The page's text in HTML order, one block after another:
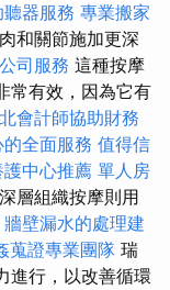
器服務 專業搬家
和關節施加更深
司服務 這種按摩
常有效，因為它有
會計師協助財務
全面服務 值得信
中心推薦 單人房
層組織按摩則用
牆壁漏水的處理建
蒐證專業團隊 瑞
進行，以改善循環